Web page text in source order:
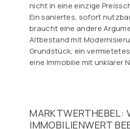
nicht in eine einzige
Ein saniertes, sofort
braucht eine andere
Altbestand mit
Grundstück, ein
eine Immobilie mit unklarer
MARKTWERTHEBEL:
IMMOBILIENWERT